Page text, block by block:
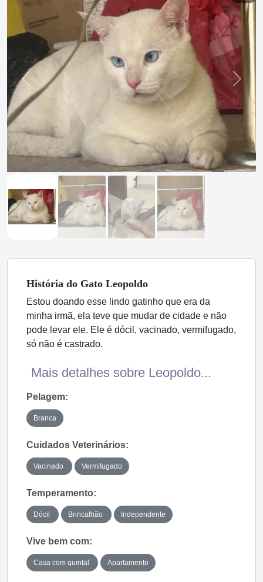
Previous Next
História do Gato Leopoldo
Estou doando esse lindo gatinho que era da
minha irmã, ela teve que mudar de cidade e não
pode levar ele. Ele é dócil, vacinado, vermifugado,
só não é castrado.
Mais detalhes sobre Leopoldo...
Pelagem:
Branca
Cuidados Veterinários:
Vacinado Vermifugado
Temperamento:
Dócil Brincalhão Independente
Vive bem com:
Casa com quintal Apartamento